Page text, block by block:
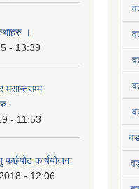
।
- 13:39
मसान्तसम्म
:
- 11:53
कार्ययोजना
- 12:06